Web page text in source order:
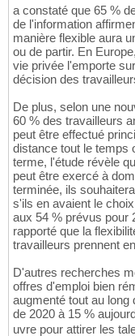
a constaté que 65 %
de l'information
manière flexible aura
ou de partir. En
vie privée l'emporte
décision des
De plus, selon une
60 % des travailleurs
peut être effectué
distance tout le temps
terme, l'étude révèle
peut être exercé à
terminée, ils
s'ils en avaient le
aux 54 % prévus pour
rapporté que la
travailleurs prennent
D'autres recherches
offres d'emploi bien
augmenté tout au long
de 2020 à 15 %
uvre pour attirer les